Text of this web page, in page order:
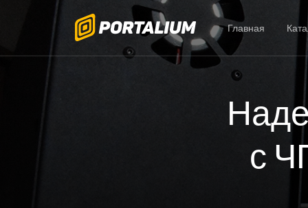
Главная
с